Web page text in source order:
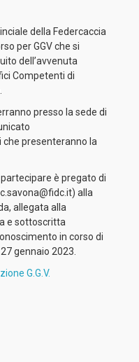
della Federcaccia
per GGV che si
dell’avvenuta
Competenti di
presso la sede di
presenteranno la
è pregato di
alla
allegata alla
e sottoscritta
in corso di
gennaio 2023.
G.G.V.